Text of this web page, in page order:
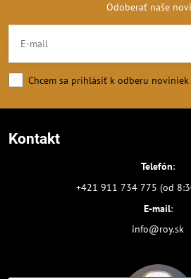
Odoberať naše
Chcem sa prihlásiť k odberu
Kontakt
Telefón:
+421 911 734 775 (od
E-mail:
info@roy.sk